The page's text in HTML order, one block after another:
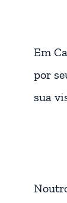
Em
por
sua